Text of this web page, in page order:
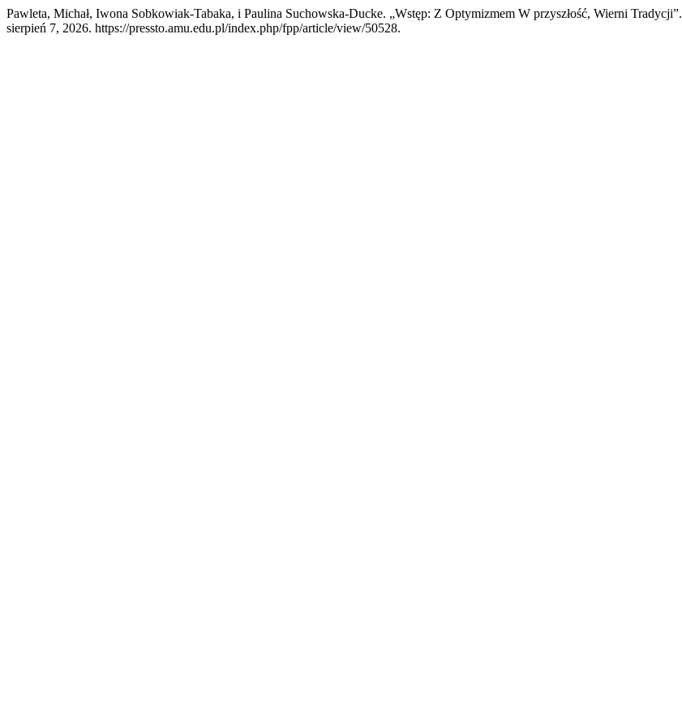
Pawleta, Michał, Iwona Sobkowiak-Tabaka, i Paulina Suchowska-Ducke. „Wstęp: Z Optymizmem W przyszłość, Wierni Tradycji”.
sierpień 7, 2026. https://pressto.amu.edu.pl/index.php/fpp/article/view/50528.